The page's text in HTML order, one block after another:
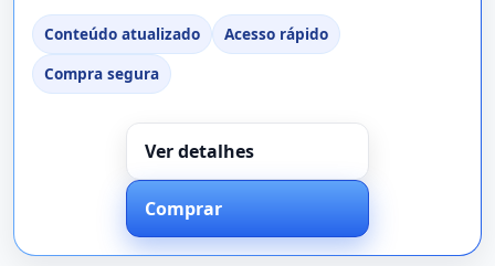
Conteúdo atualizado
Acesso rápido
Compra segura
Ver detalhes
Comprar